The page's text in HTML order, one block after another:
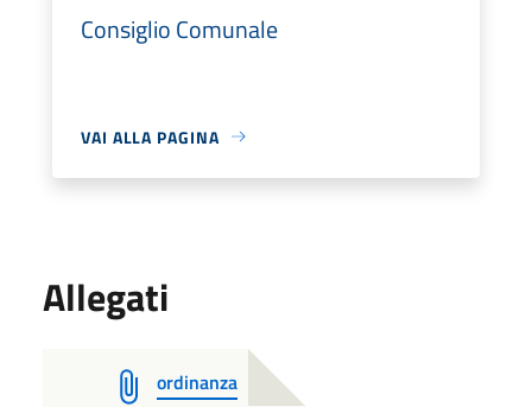
Consiglio Comunale
VAI ALLA PAGINA
Allegati
ordinanza